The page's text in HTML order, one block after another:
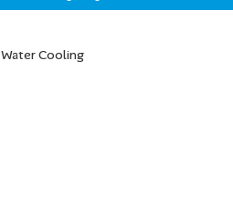
Water Cooling